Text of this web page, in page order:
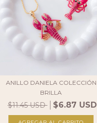
ANILLO DANIELA COLECCIÓN
BRILLA
$11.45 USD $6.87 USD